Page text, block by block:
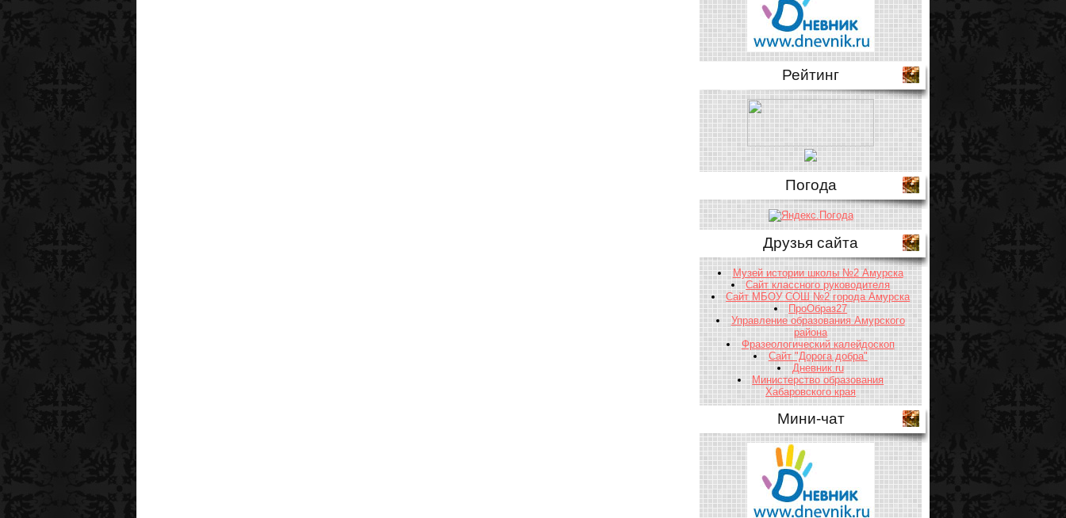
Рейтинг
Погода
Друзья сайта
Музей истории школы №2 Амурска
Сайт классного руководителя
Сайт МБОУ СОШ №2 города Амурска
ПроОбраз27
Управление образования Амурского
района
Фразеологический калейдоскоп
Сайт "Дорога добра"
Дневник.ru
Министерство образования
Хабаровского края
Мини-чат